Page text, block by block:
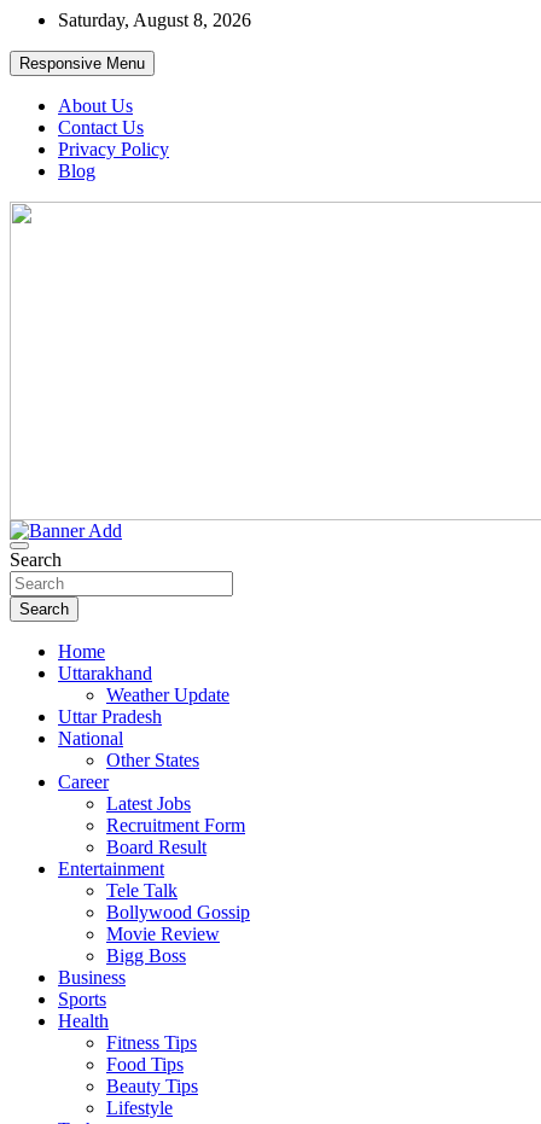
Skip
content
Saturday, August 8, 2026
Responsive Menu
About Us
Contact Us
Privacy Policy
Blog
Search
Search
Home
Uttarakhand
Weather Update
Uttar Pradesh
National
Other States
Career
Latest Jobs
Recruitment Form
Board Result
Entertainment
Tele Talk
Bollywood Gossip
Movie Review
Bigg Boss
Business
Sports
Health
Fitness Tips
Food Tips
Beauty Tips
Lifestyle